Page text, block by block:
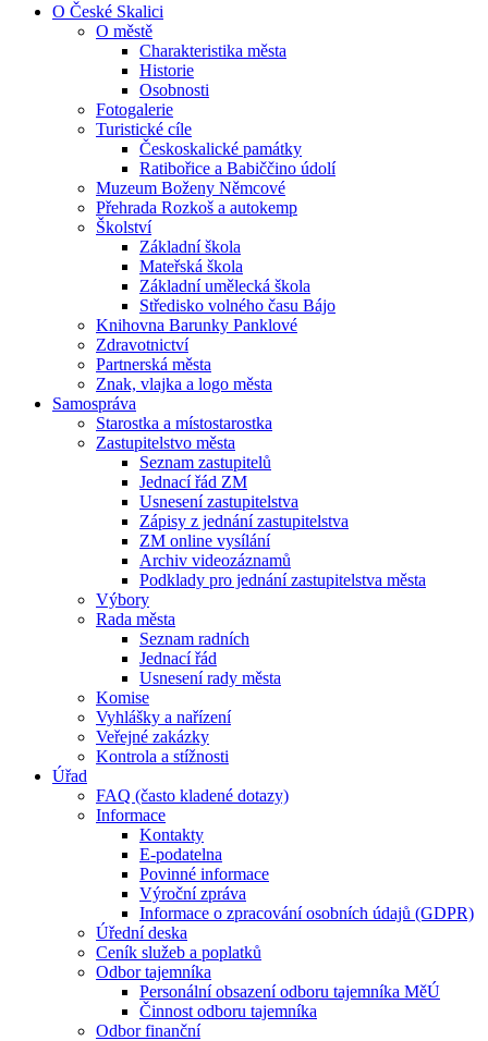
O České Skalici
O městě
Charakteristika města
Historie
Osobnosti
Fotogalerie
Turistické cíle
Českoskalické památky
Ratibořice a Babiččino údolí
Muzeum Boženy Němcové
Přehrada Rozkoš a autokemp
Školství
Základní škola
Mateřská škola
Základní umělecká škola
Středisko volného času Bájo
Knihovna Barunky Panklové
Zdravotnictví
Partnerská města
Znak, vlajka a logo města
Samospráva
Starostka a místostarostka
Zastupitelstvo města
Seznam zastupitelů
Jednací řád ZM
Usnesení zastupitelstva
Zápisy z jednání zastupitelstva
ZM online vysílání
Archiv videozáznamů
Podklady pro jednání zastupitelstva města
Výbory
Rada města
Seznam radních
Jednací řád
Usnesení rady města
Komise
Vyhlášky a nařízení
Veřejné zakázky
Kontrola a stížnosti
Úřad
FAQ (často kladené dotazy)
Informace
Kontakty
E-podatelna
Povinné informace
Výroční zpráva
Informace o zpracování osobních údajů (GDPR)
Úřední deska
Ceník služeb a poplatků
Odbor tajemníka
Personální obsazení odboru tajemníka MěÚ
Činnost odboru tajemníka
Odbor finanční